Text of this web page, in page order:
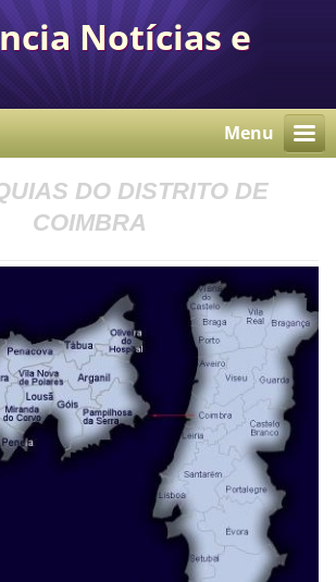
Notícias e
Autárquica
Menu
DO DISTRITO DE
COIMBRA